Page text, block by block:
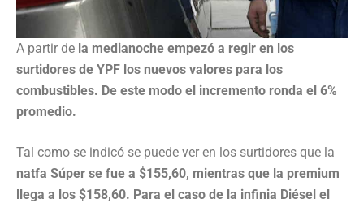
A partir de la medianoche empezó a regir en los
surtidores de YPF los nuevos valores para los
combustibles. De este modo el incremento ronda el 6%
promedio.
Tal como se indicó se puede ver en los surtidores que la
natfa Súper se fue a $155,60, mientras que la premium
llega a los $158,60. Para el caso de la infinia Diésel el